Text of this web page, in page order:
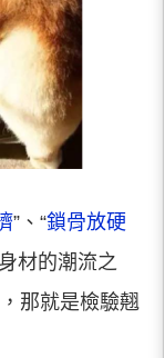
”、“鎖骨放硬
材的潮流之
那就是檢驗翹